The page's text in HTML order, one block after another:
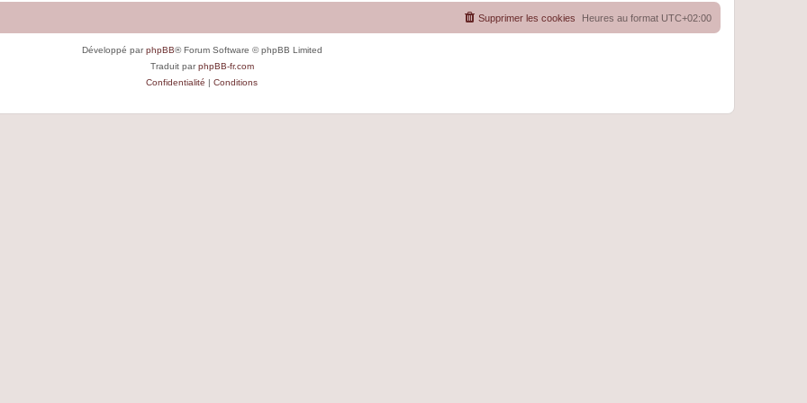
Heures au format UTC+02:00
Supprimer les cookies
Développé parphpBB® Forum Software © phpBB Limited
Traduit parphpBB-fr.com
Confidentialité | Conditions